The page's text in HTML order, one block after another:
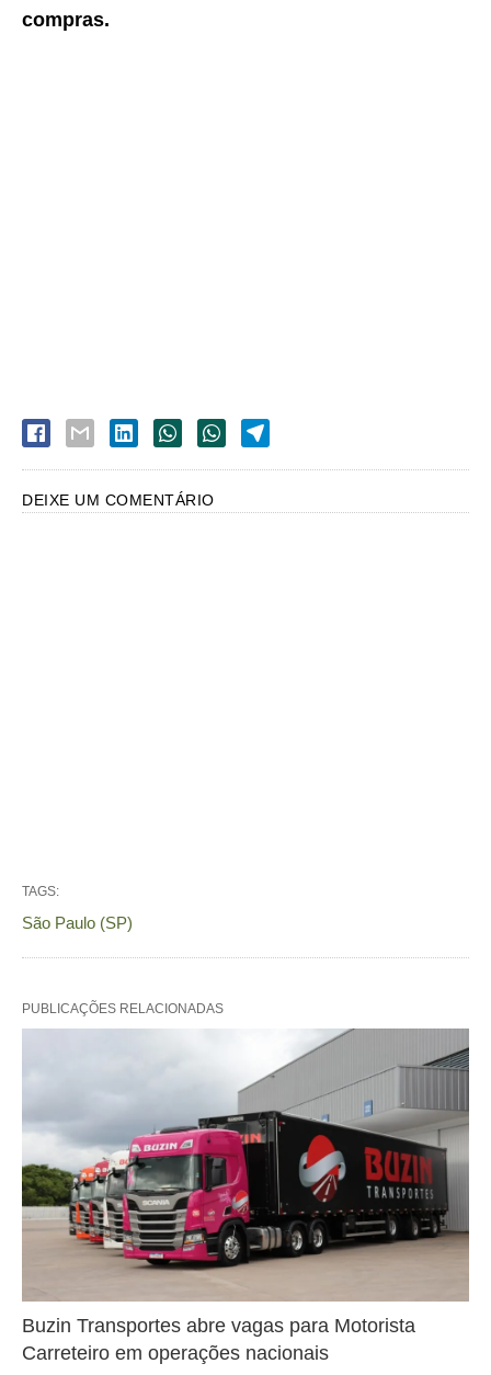
compras.
DEIXE UM COMENTÁRIO
TAGS:
São Paulo (SP)
PUBLICAÇÕES RELACIONADAS
Buzin Transportes abre vagas para Motorista
Carreteiro em operações nacionais